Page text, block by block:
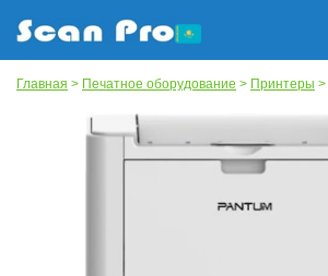
Главная > Печатное оборудование > Принтеры